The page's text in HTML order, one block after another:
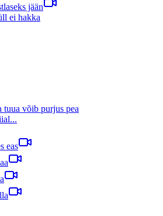
jään
ei hakka
tuua võib purjus pea
eas